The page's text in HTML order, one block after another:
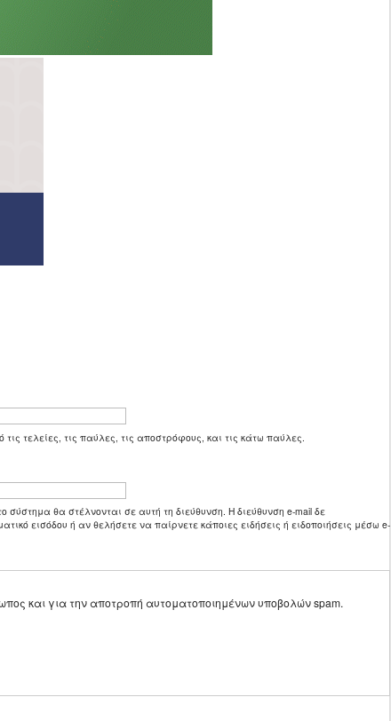
τελείες, τις παύλες, τις αποστρόφους, και τις κάτω παύλες.
θα στέλνονται σε αυτή τη διεύθυνση. Η διεύθυνση e-mail δε
εισόδου ή αν θελήσετε να παίρνετε κάποιες ειδήσεις ή ειδοποιήσεις μέσω e-
και για την αποτροπή αυτοματοποιημένων υποβολών spam.